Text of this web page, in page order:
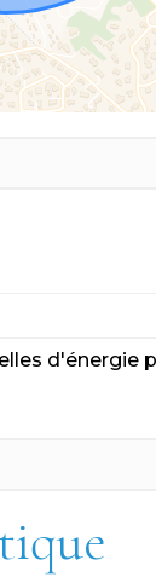
d'énergie